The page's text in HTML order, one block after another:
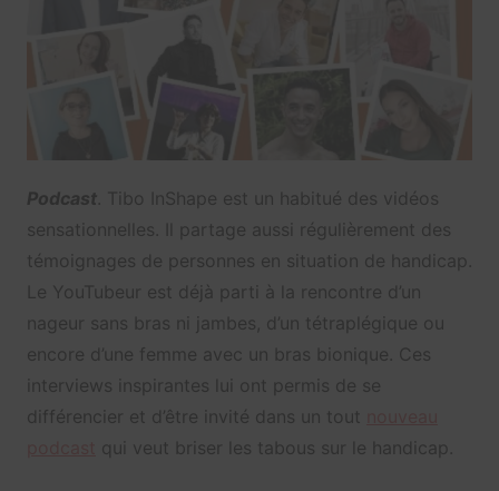
Podcast. Tibo InShape est un habitué des vidéos
sensationnelles. Il partage aussi régulièrement des
témoignages de personnes en situation de handicap.
Le YouTubeur est déjà parti à la rencontre d’un
nageur sans bras ni jambes, d’un tétraplégique ou
encore d’une femme avec un bras bionique. Ces
interviews inspirantes lui ont permis de se
différencier et d’être invité dans un tout
qui veut briser les tabous sur le handicap.